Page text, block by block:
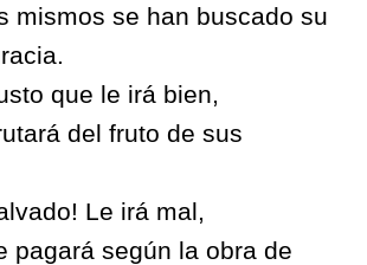
mismos se han buscado su
que le irá bien,
del fruto de sus
Le irá mal,
pagará según la obra de